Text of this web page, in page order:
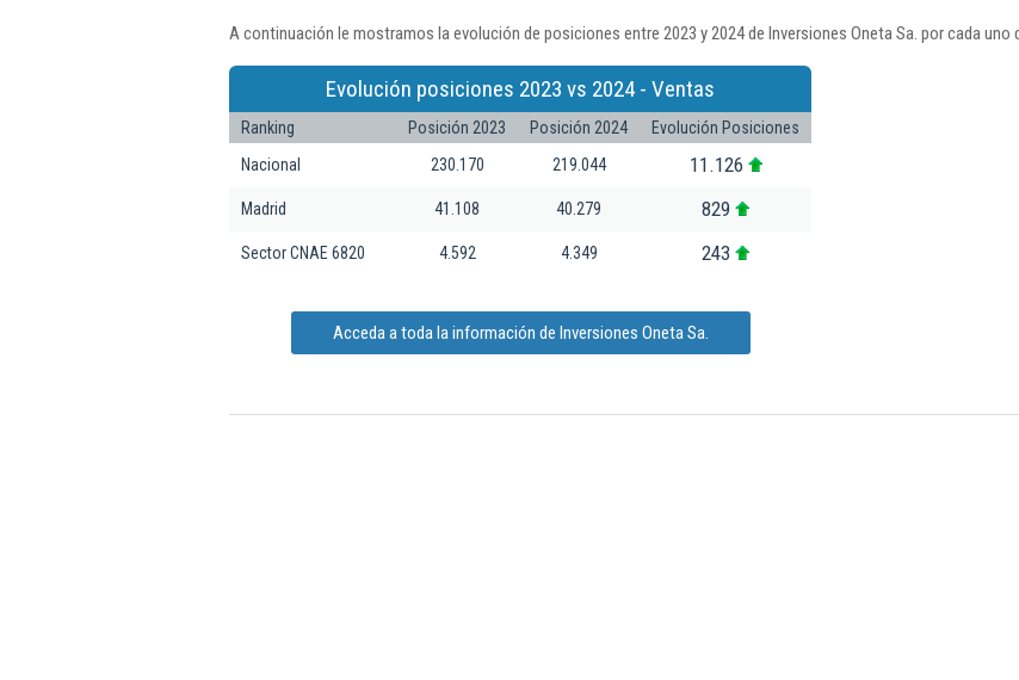
A continuación le mostramos la evolución de posiciones entre 2023 y 2024 de Inversiones Oneta Sa. por cada uno
Evolución posiciones 2023 vs 2024 - Ventas
Ranking Posición 2023 Posición 2024
Evolución Posiciones
Nacional
230.170 219.044 11.126
Madrid 41.108 40.279 829
Sector CNAE 6820 4.592 4.349 243
Acceda a toda la información de Inversiones Oneta Sa.